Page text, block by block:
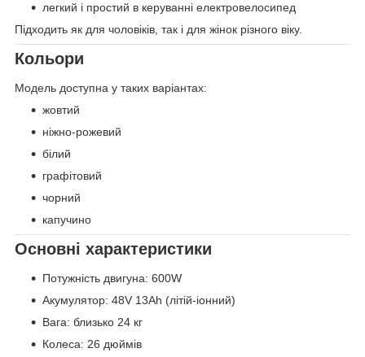
легкий і простий в керуванні електровелосипед
Підходить як для чоловіків, так і для жінок різного віку.
Кольори
Модель доступна у таких варіантах:
жовтий
ніжно-рожевий
білий
графітовий
чорний
капучино
Основні характеристики
Потужність двигуна: 600W
Акумулятор: 48V 13Ah (літій-іонний)
Вага: близько 24 кг
Колеса: 26 дюймів